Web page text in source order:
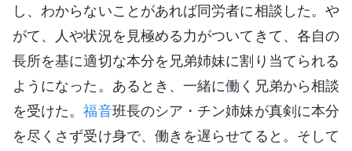
し、わからないことがあれば同労者に相談した。や
がて、人や状況を見極める力がついてきて、各自の
長所を基に適切な本分を兄弟姉妹に割り当てられる
ようになった。あるとき、一緒に働く兄弟から相談
を受けた。福音班長のシア・チン姉妹が真剣に本分
を尽くさず受け身で、働きを遅らせてると。そして